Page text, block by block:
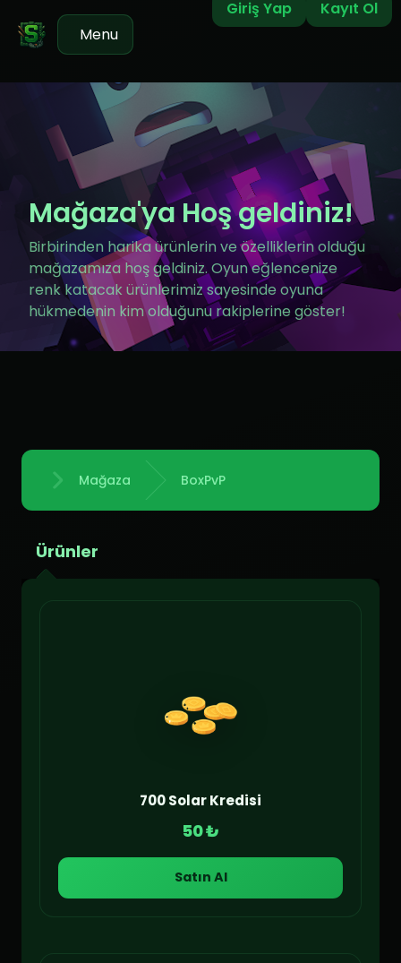
Giriş Yap
Kayıt Ol
Menu
Mağaza'ya Hoş geldiniz!
Birbirinden harika ürünlerin ve özelliklerin olduğu
mağazamıza hoş geldiniz. Oyun eğlencenize
renk katacak ürünlerimiz sayesinde oyuna
hükmedenin kim olduğunu rakiplerine göster!
AnasayfaMağaza BoxPvP
Ürünler
700 Solar Kredisi
50 ₺
Satın Al